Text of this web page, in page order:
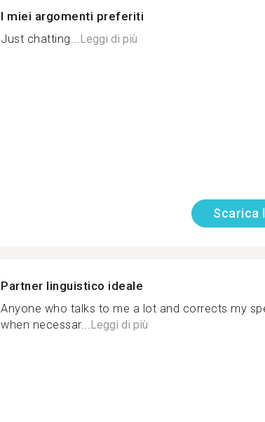
I miei argomenti preferiti
Just chatting...Leggi di più
Scarica
Partner linguistico ideale
Anyone who talks to me a lot and corrects my
when necessar...Leggi di più